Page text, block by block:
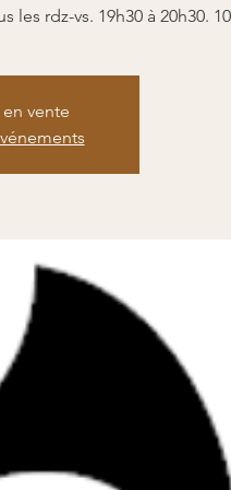
les rdz-vs. 19h30 à 20h30.
vente